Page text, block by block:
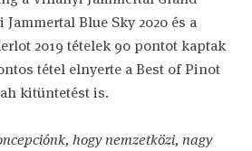
Jammertal Blue Sky 2020 és a
2019 tételek 90 pontot kaptak
tétel elnyerte a Best of Pinot
kitüntetést is.
hogy nemzetközi, nagy